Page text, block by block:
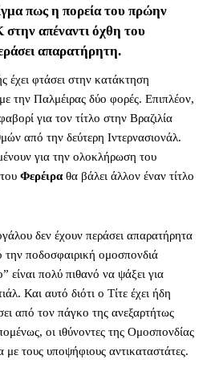
πως η πορεία του πρώην
απέναντι όχθη του
απαρατήρητη.
φτάσει στην κατάκτηση
την Παλμέιρας δύο φορές. Επιπλέον,
για τον τίτλο στην Βραζιλία
από την δεύτερη Ιντερνασιονάλ.
για την ολοκλήρωση του
Φερέιραθα βάλει άλλον έναν τίτλο
δεν έχουν περάσει απαρατήρητα
την ποδοσφαιρική ομοσπονδιά
είναι πολύ πιθανό να ψάξει για
Και αυτό διότι ο Τίτε έχει ήδη
από τον πάγκο της ανεξαρτήτως
οι ιθύνοντες της Ομοσπονδίας
με τους υποψήφιους αντικαταστάτες.